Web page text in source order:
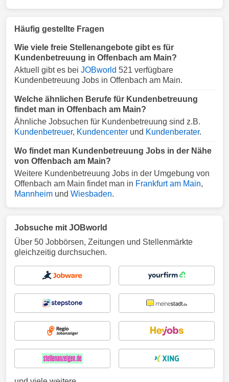
Häufig gestellte Fragen
Wie viele freie Stellenangebote gibt es für
Kundenbetreuung in Offenbach am Main?
Aktuell gibt es bei JOBworld 521 verfügbare
Kundenbetreuung Jobs in Offenbach am Main.
Welche ähnlichen Berufe für Kundenbetreuung
findet man in Offenbach am Main?
Ähnliche Jobsuchen für Kundenbetreuung sind z.B.
Kundenbetreuer, Kundencenter und Kundenberater.
Wo findet man Kundenbetreuung Jobs in der Nähe
von Offenbach am Main?
Weitere Kundenbetreuung Jobs in der Umgebung von
Offenbach am Main findet man in Frankfurt am Main,
Mannheim und Wiesbaden.
Jobsuche mit JOBworld
Über 50 Jobbörsen, Zeitungen und Stellenmärkte
gleichzeitig durchsuchen.